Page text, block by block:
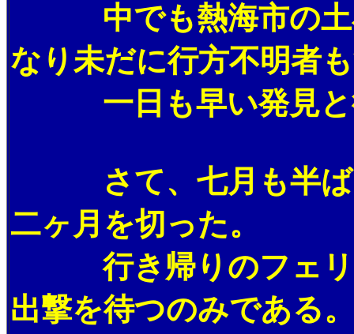
中でも熱海市の土石
なり未だに行方不明者
一日も早い発見と
さて、七月も半ばを
二ヶ月を切った。
行き帰りのフェリー
出撃を待つのみである